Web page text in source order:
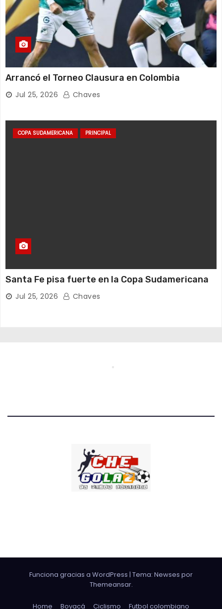
Arrancó el Torneo Clausura en Colombia
Jul 25, 2026 Chaves
COPA SUDAMERICANA PRINCIPAL
Santa Fe pisa fuerte en la Copa Sudamericana
Jul 25, 2026 Chaves
Funciona gracias a WordPress | Tema: Newses por
Themeansar.
Home Boyacá Ciclismo Futbol colombiano